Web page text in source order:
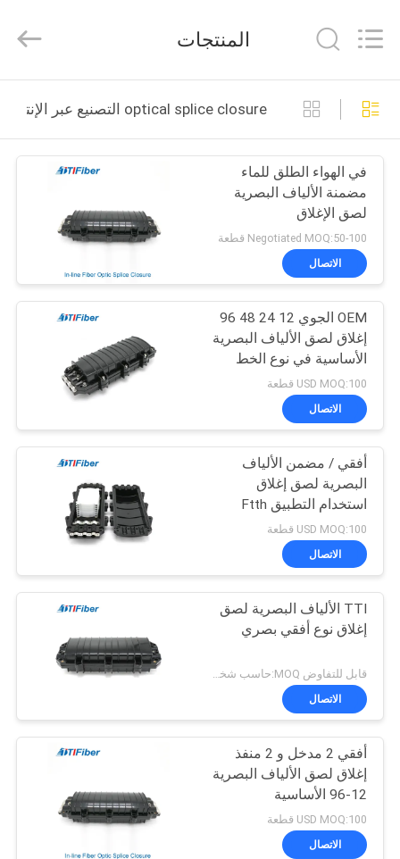
الصفحة
الرئيسية
منتجات
معلومات
جولة
المعمل
مراقبة
الجودة
اتصل
اطلب
خريطة
الموقع
PRIVACY
POLICY
Communication
Tech.
Rights
المنتجات
optical splice closure التصنيع عبر الإنترنت
في الهواء الطلق للماء
مضمنة الألياف البصرية
لصق الإغلاق
Negotiated MOQ:50-100 قطعة
الاتصال
OEM الجوي 12 24 48 96
إغلاق لصق الألياف البصرية
الأساسية في نوع الخط
USD MOQ:100 قطعة
الاتصال
أفقي / مضمن الألياف
البصرية لصق إغلاق
استخدام التطبيق Ftth
USD MOQ:100 قطعة
الاتصال
TTI الألياف البصرية لصق
إغلاق نوع أفقي بصري
قابل للتفاوض MOQ:حاسب شخصي 1
الاتصال
أفقي 2 مدخل و 2 منفذ
إغلاق لصق الألياف البصرية
12-96 الأساسية
USD MOQ:100 قطعة
الاتصال